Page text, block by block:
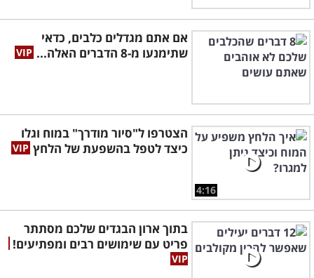
אם אתם מגדלים כלבים, כדאי
שתימנעו מ-8 הדברים האלה...
4:16
הצטרפו ל"סיור מודרך" במוח וגלו
כיצד לטפל בהשפעת של הלחץ
בתוך ארון הבגדים שלכם מסתתר
פריט עם שימושים רבים ומפתיעים!